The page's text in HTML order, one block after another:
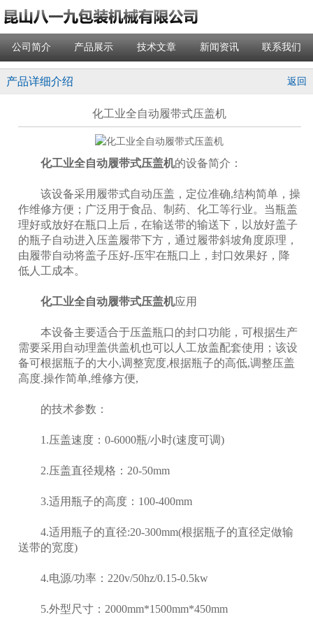
公司简介 产品展示 技术文章 新闻资讯 联系我们
产品详细介绍 返回
化工业全自动履带式压盖机
化工业全自动履带式压盖机的设备简介：
该设备采用履带式自动压盖，定位准确,结构简单，操
作维修方便；广泛用于食品、制药、化工等行业。当瓶盖
理好或放好在瓶口上后，在输送带的输送下，以放好盖子
的瓶子自动进入压盖履带下方，通过履带斜坡角度原理，
由履带自动将盖子压好-压牢在瓶口上，封口效果好，降
低人工成本。
化工业全自动履带式压盖机应用
本设备主要适合于压盖瓶口的封口功能，可根据生产
需要采用自动理盖供盖机也可以人工放盖配套使用；该设
备可根据瓶子的大小,调整宽度,根据瓶子的高低,调整压盖
高度.操作简单,维修方便,
的技术参数：
1.压盖速度：0-6000瓶/小时(速度可调)
2.压盖直径规格：20-50mm
3.适用瓶子的高度：100-400mm
4.适用瓶子的直径:20-300mm(根据瓶子的直径定做输
送带的宽度)
4.电源/功率：220v/50hz/0.15-0.5kw
5.外型尺寸：2000mm*1500mm*450mm